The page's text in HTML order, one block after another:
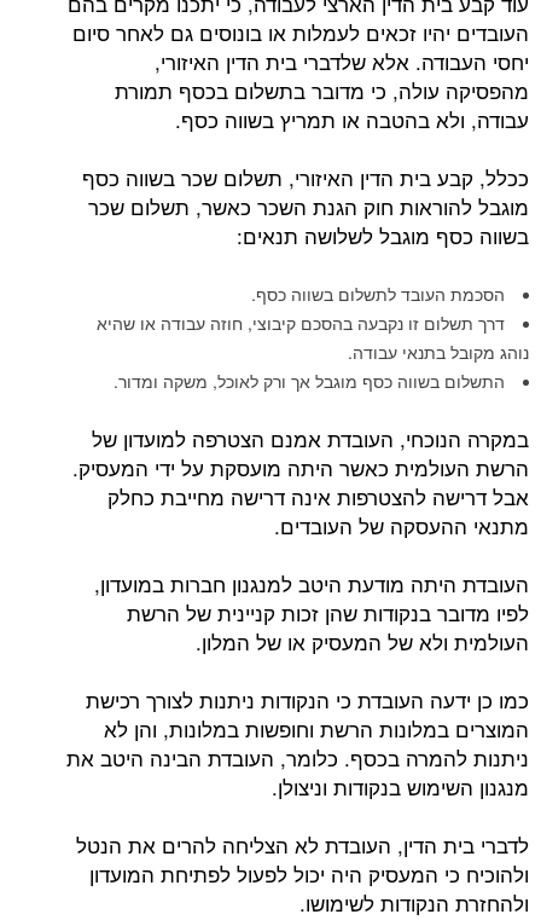
העובדים יהיו זכאים לעמלות או בונוסים גם לאחר סיום
יחסי העבודה. אלא שלדברי בית הדין האיזורי,
מהפסיקה עולה, כי מדובר בתשלום בכסף תמורת
עבודה, ולא בהטבה או תמריץ בשווה כסף.
ככלל, קבע בית הדין האיזורי, תשלום שכר בשווה כסף
מוגבל להוראות חוק הגנת השכר כאשר, תשלום שכר
בשווה כסף מוגבל לשלושה תנאים:
הסכמת העובד לתשלום בשווה כסף.
דרך תשלום זו נקבעה בהסכם קיבוצי, חוזה עבודה או שהיא
נוהג מקובל בתנאי עבודה.
התשלום בשווה כסף מוגבל אך ורק לאוכל, משקה ומדור.
במקרה הנוכחי, העובדת אמנם הצטרפה למועדון של
הרשת העולמית כאשר היתה מועסקת על ידי המעסיק.
אבל דרישה להצטרפות אינה דרישה מחייבת כחלק
מתנאי ההעסקה של העובדים.
העובדת היתה מודעת היטב למנגנון חברות במועדון,
לפיו מדובר בנקודות שהן זכות קניינית של הרשת
העולמית ולא של המעסיק או של המלון.
כמו כן ידעה העובדת כי הנקודות ניתנות לצורך רכישת
המוצרים במלונות הרשת וחופשות במלונות, והן לא
ניתנות להמרה בכסף. כלומר, העובדת הבינה היטב את
מנגנון השימוש בנקודות וניצולן.
לדברי בית הדין, העובדת לא הצליחה להרים את הנטל
ולהוכיח כי המעסיק היה יכול לפעול לפתיחת המועדון
ולהחזרת הנקודות לשימושו.